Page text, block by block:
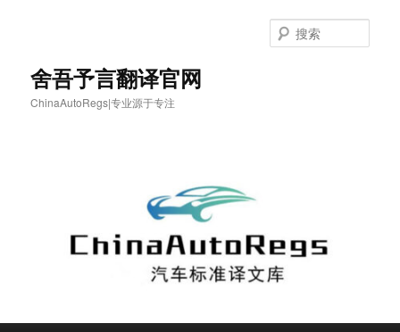
舍吾予言翻译官网
ChinaAutoRegs|专业源于专注
索